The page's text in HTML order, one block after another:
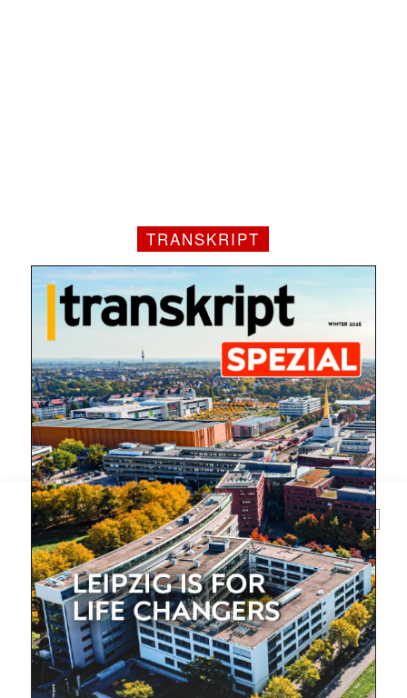
Mit dem |transkript-Newsletter
jede Woche aktuell informiert.
E-
Mail
(erforderlich)
TRANSKRIPT